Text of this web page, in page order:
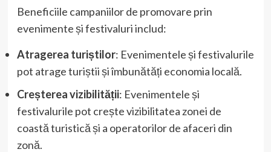
Beneficiile campaniilor de promovare prin
evenimente și festivaluri includ:
Atragerea turiștilor: Evenimentele și festivalurile
pot atrage turiștii și îmbunătăți economia locală.
Creșterea vizibilității: Evenimentele și
festivalurile pot crește vizibilitatea zonei de
coastă turistică și a operatorilor de afaceri din
zonă.